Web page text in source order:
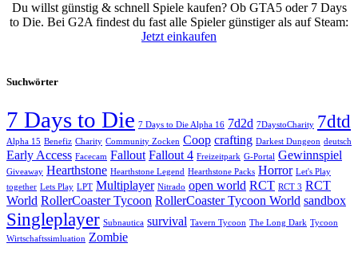
Du willst günstig & schnell Spiele kaufen? Ob GTA5 oder 7 Days
to Die. Bei G2A findest du fast alle Spieler günstiger als auf Steam:
Jetzt einkaufen
Suchwörter
7 Days to Die 7 Days to Die Alpha 16 7d2d 7DaystoCharity 7dtd
Alpha 15 Benefiz Charity Community Zocken Coop crafting Darkest Dungeon deutsch
Early Access Facecam Fallout Fallout 4 Freizeitpark G-Portal Gewinnspiel
Giveaway Hearthstone Hearthstone Legend Hearthstone Packs Horror Let's Play
together Lets Play LPT Multiplayer Nitrado open world RCT RCT 3 RCT
World RollerCoaster Tycoon RollerCoaster Tycoon World sandbox
Singleplayer Subnautica survival Tavern Tycoon The Long Dark Tycoon
Wirtschaftssimluation Zombie